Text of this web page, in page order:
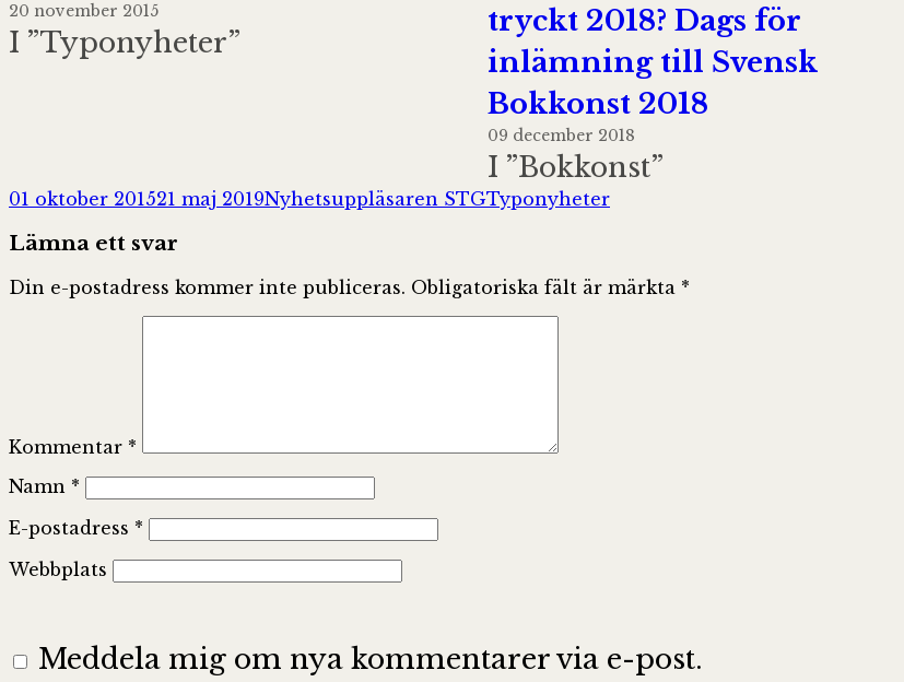
20 november 2015
I ”Typonyheter”
tryckt 2018? Dags för
inlämning till Svensk
Bokkonst 2018
09 december 2018
I ”Bokkonst”
Postat
01 oktober 201521 maj 2019Författare
Nyhetsuppläsaren STGKategorier
Typonyheter
Lämna ett svar
Din e-postadress kommer inte publiceras. Obligatoriska fält är märkta *
Kommentar *
Namn *
E-postadress *
Webbplats
Meddela mig om nya kommentarer via e-post.